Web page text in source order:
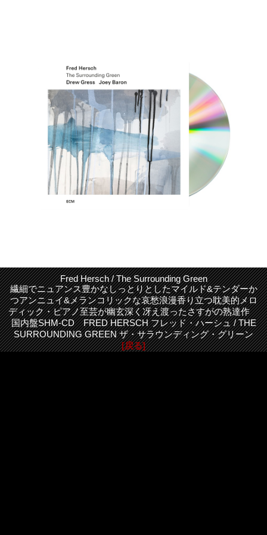
Fred Hersch / The Surrounding Green
繊細でニュアンス豊かなしっとりとしたマイルド&テンダーか
つアンニュイ&メランコリックな哀愁浪漫香り立つ耽美的メロ
ディック・ピアノ至芸が幽玄深く冴え渡ったさすがの熟達作
国内盤SHM-CD FRED HERSCH フレッド・ハーシュ / THE
SURROUNDING GREEN ザ・サラウンディング・グリーン
[戻る]